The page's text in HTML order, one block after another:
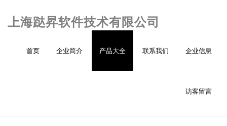
上海跶昇软件技术有限公司
首页 企业简介 产品大全 联系我们 企业信息
访客留言